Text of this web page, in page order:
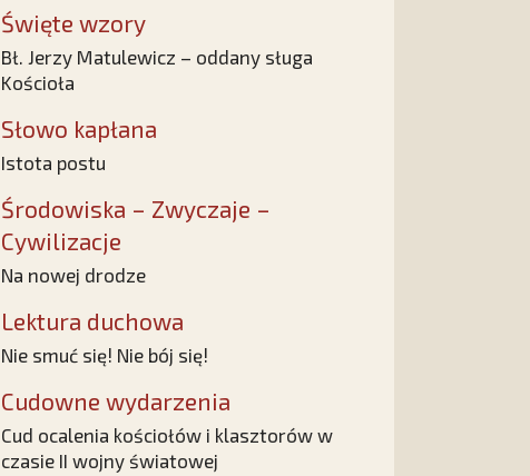
Święte wzory
Bł. Jerzy Matulewicz – oddany sługa
Kościoła
Słowo kapłana
Istota postu
Środowiska – Zwyczaje –
Cywilizacje
Na nowej drodze
Lektura duchowa
Nie smuć się! Nie bój się!
Cudowne wydarzenia
Cud ocalenia kościołów i klasztorów w
czasie II wojny światowej